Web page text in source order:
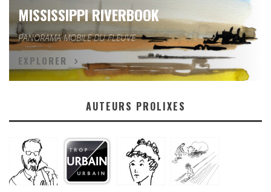
MISSISSIPPI RIVERBOOK
PANORAMA MOBILE DU FLEUVE
EXPLORER
AUTEURS PROLIXES